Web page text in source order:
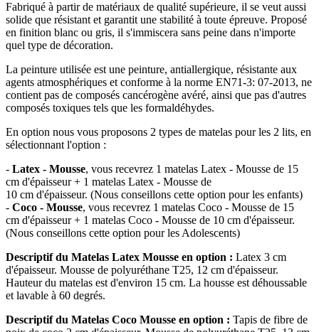
Fabriqué à partir de matériaux de qualité supérieure, il se veut aussi
solide que résistant et garantit une stabilité à toute épreuve. Proposé
en finition blanc ou gris, il s'immiscera sans peine dans n'importe
quel type de décoration.
La peinture utilisée est une peinture, antiallergique, résistante aux
agents atmosphériques et conforme à la norme EN71-3: 07-2013, ne
contient pas de composés cancérogène avéré, ainsi que pas d'autres
composés toxiques tels que les formaldéhydes.
En option nous vous proposons 2 types de matelas pour les 2 lits, en
sélectionnant l'option :
- Latex - Mousse, vous recevrez 1 matelas Latex - Mousse de 15
cm d'épaisseur + 1 matelas Latex - Mousse de
10 cm d'épaisseur. (Nous conseillons cette option pour les enfants)
- Coco - Mousse, vous recevrez 1 matelas Coco - Mousse de 15
cm d'épaisseur + 1 matelas Coco - Mousse de 10 cm d'épaisseur.
(Nous conseillons cette option pour les Adolescents)
Descriptif du Matelas Latex Mousse en option : Latex 3 cm
d'épaisseur. Mousse de polyuréthane T25, 12 cm d'épaisseur.
Hauteur du matelas est d'environ 15 cm. La housse est déhoussable
et lavable à 60 degrés.
Descriptif du Matelas Coco Mousse en option : Tapis de fibre de